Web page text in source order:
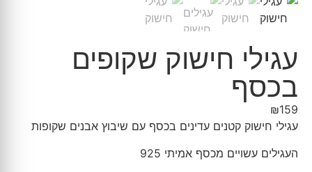
עגילי חישוק שקופים
בכסף
₪159
עגילי חישוק קטנים עדינים בכסף עם שיבוץ אבנים שקופות
העגילים עשויים מכסף אמיתי 925